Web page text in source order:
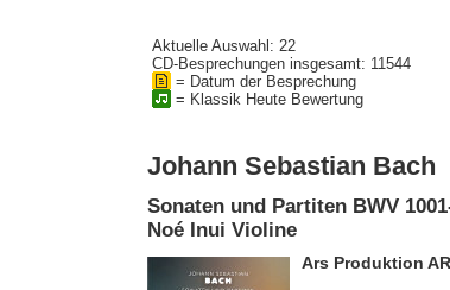
Aktuelle Auswahl: 22
CD-Besprechungen insgesamt: 11544
= Datum der Besprechung
= Klassik Heute Bewertung
Johann Sebastian Bach
Sonaten und Partiten BWV
Noé Inui Violine
Ars Produktion